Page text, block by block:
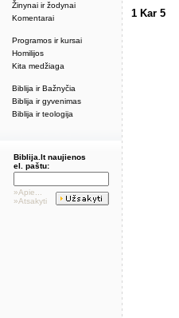
Žinynai ir žodynai
Komentarai
Programos ir kursai
Homilijos
Kita medžiaga
Biblija ir Bažnyčia
Biblija ir gyvenimas
Biblija ir teologija
Biblija.lt naujienos
el. paštu:
»Apie...
»Atsakyti
1 Kar 5